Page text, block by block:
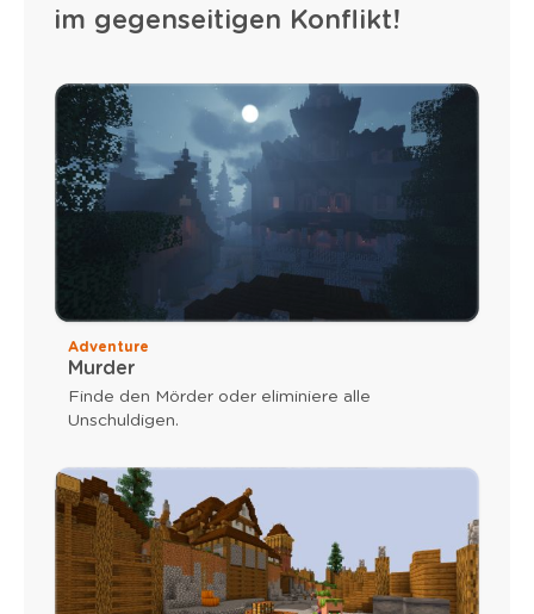
im gegenseitigen Konflikt!
Adventure
Murder
Finde den Mörder oder eliminiere alle
Unschuldigen.